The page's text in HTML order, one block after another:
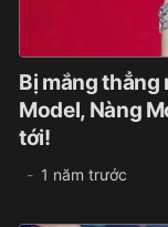
Bị mắng thẳng
Model, Nàng
tới!
1 năm trước